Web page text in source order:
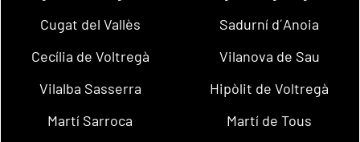
Cugat del Vallès
Sadurní d´Anoia
Cecília de Voltregà
Vilanova de Sau
Vilalba Sasserra
Hipòlit de Voltregà
Martí Sarroca
Martí de Tous